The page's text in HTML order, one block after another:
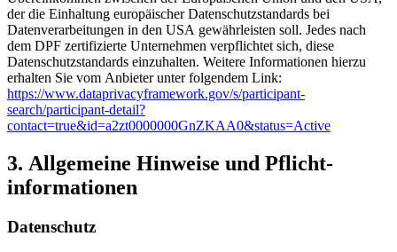
der die Einhaltung europäischer Datenschutzstandards bei
Datenverarbeitungen in den USA gewährleisten soll. Jedes nach
dem DPF zertifizierte Unternehmen verpflichtet sich, diese
Datenschutzstandards einzuhalten. Weitere Informationen hierzu
erhalten Sie vom Anbieter unter folgendem Link:
https://www.dataprivacyframework.gov/s/participant-
search/participant-detail?
contact=true&id=a2zt0000000GnZKAA0&status=Active
3. Allgemeine Hinweise und Pflicht­
informationen
Datenschutz